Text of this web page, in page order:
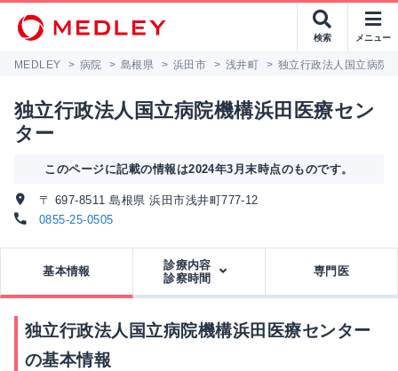
検索 メニュー
MEDLEY > 病院 > 島根県 > 浜田市 > 浅井町 > 独立行政法人国立病院
独立行政法人国立病院機構浜田医療セン
ター
このページに記載の情報は2024年3月末時点のものです。
〒 697-8511 島根県 浜田市浅井町777-12
0855-25-0505
基本情報
診療内容
診察時間
専門医
独立行政法人国立病院機構浜田医療センター
の基本情報